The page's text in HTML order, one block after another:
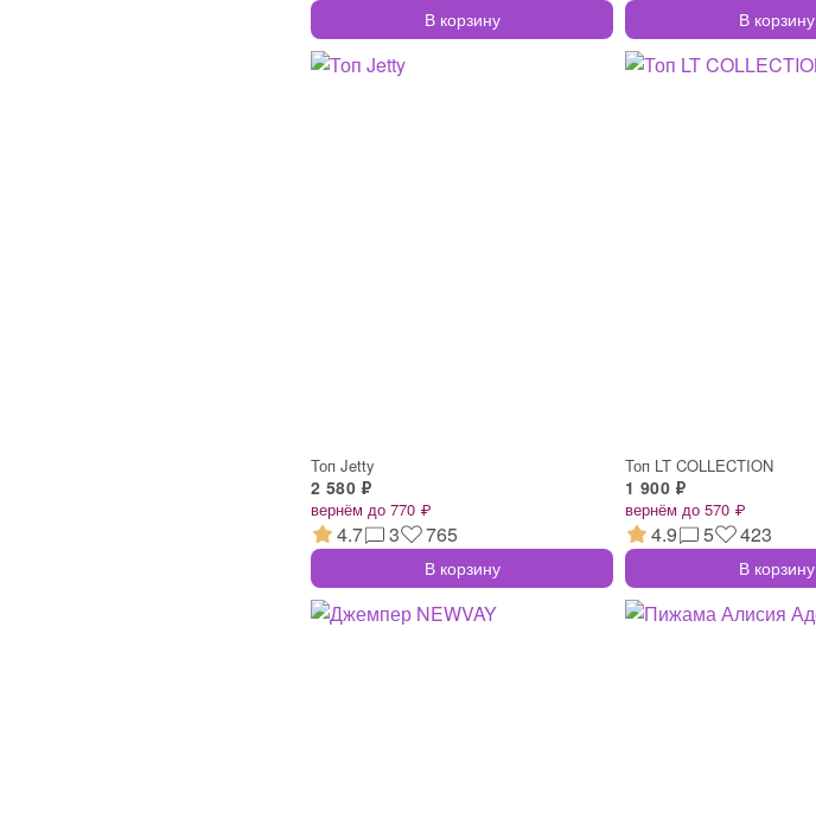
В корзину В корзину
Топ Jetty
2 580 ₽
вернём до 770 ₽
4.7 3 765
В корзину
Топ LT COLLECTION
1 900 ₽
вернём до 570 ₽
4.9 5 423
В корзину